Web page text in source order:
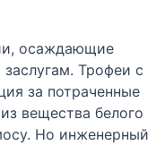
осаждающие
Трофеи с
за потраченные
вещества белого
Но инженерный